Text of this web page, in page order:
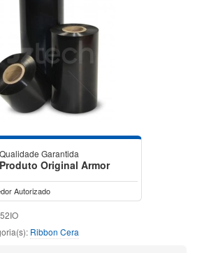
Qualidade Garantida
Produto Original Armor
Autorizado
Ribbon Cera